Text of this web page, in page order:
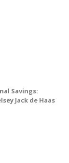
Savings:
Jack de Haas